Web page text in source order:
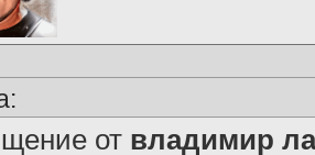
от владимир